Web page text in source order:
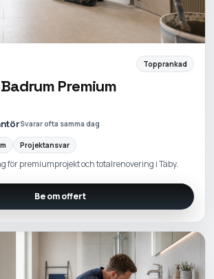
Topprankad
Premium
Svarar ofta samma dag
Projektansvar
för premiumprojekt och totalrenovering i Täby.
Be om offert